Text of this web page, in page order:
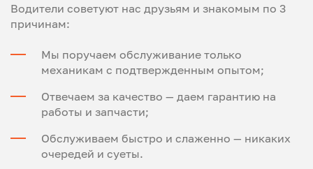
Водители советуют нас друзьям и знакомым по 3
причинам:
Мы поручаем обслуживание только
механикам с подтвержденным опытом;
Отвечаем за качество — даем гарантию на
работы и запчасти;
Обслуживаем быстро и слаженно — никаких
очередей и суеты.